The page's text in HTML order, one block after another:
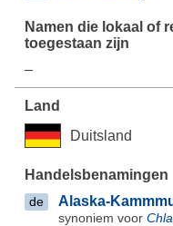
–
Duitsland
de Alaska-
synoniem voor